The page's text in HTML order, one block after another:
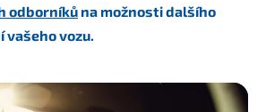
odborníků na možnosti dalšího
vozu.